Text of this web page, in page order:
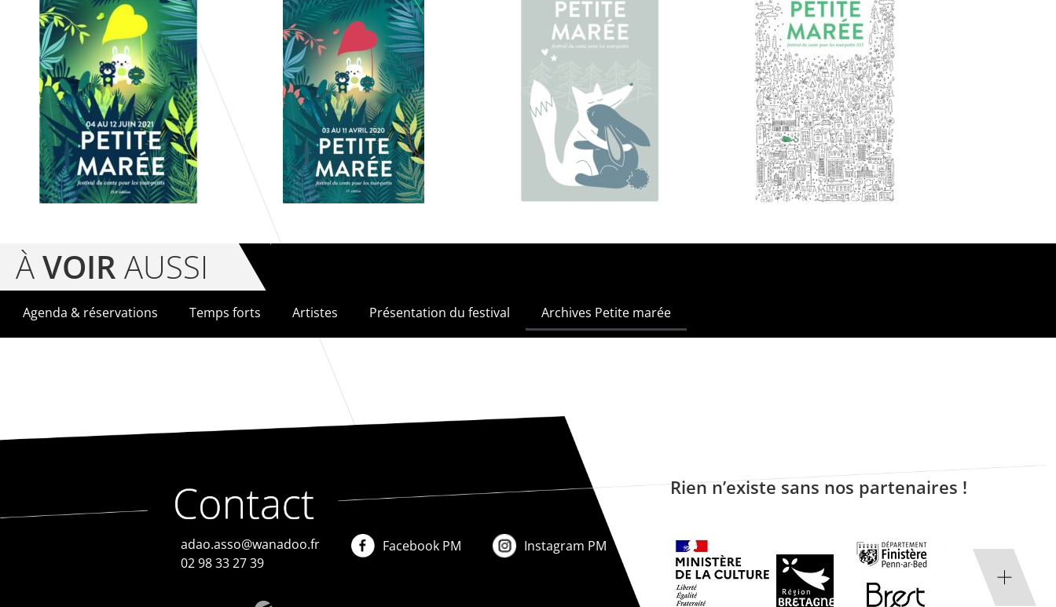
ÀVOIR AUSSI
Agenda & réservations Temps forts Artistes Présentation du festival Archives Petite marée
adao.asso@wanadoo.fr
02 98 33 27 39
Facebook PM Instagram PM
Rien n’existe sans nos partenaires !